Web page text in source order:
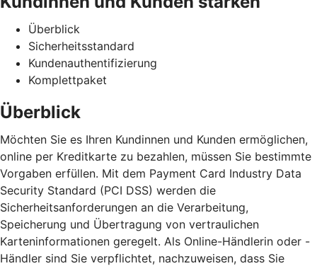
Überblick
Sicherheitsstandard
Kundenauthentifizierung
Komplettpaket
Überblick
Möchten Sie es Ihren Kundinnen und Kunden ermöglichen,
online per Kreditkarte zu bezahlen, müssen Sie bestimmte
Vorgaben erfüllen. Mit dem Payment Card Industry Data
Security Standard (PCI DSS) werden die
Sicherheitsanforderungen an die Verarbeitung,
Speicherung und Übertragung von vertraulichen
Karteninformationen geregelt. Als Online-Händlerin oder -
Händler sind Sie verpflichtet, nachzuweisen, dass Sie